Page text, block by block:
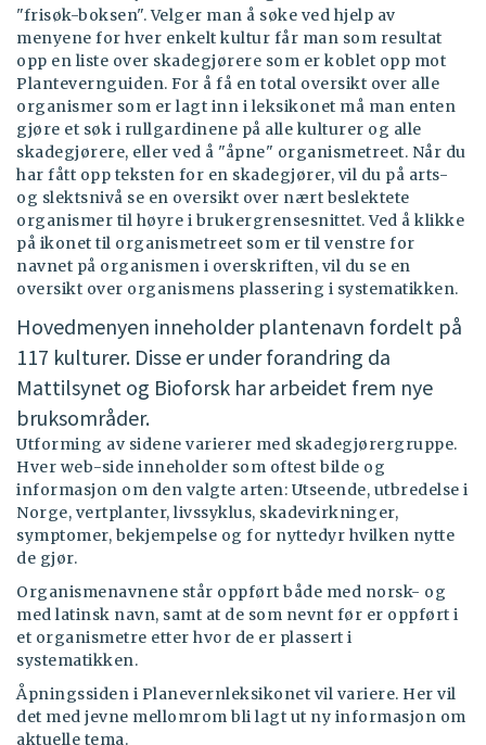
"frisøk-boksen". Velger man å søke ved hjelp av
menyene for hver enkelt kultur får man som resultat
opp en liste over skadegjørere som er koblet opp mot
Plantevernguiden. For å få en total oversikt over alle
organismer som er lagt inn i leksikonet må man enten
gjøre et søk i rullgardinene på alle kulturer og alle
skadegjørere, eller ved å "åpne" organismetreet. Når du
har fått opp teksten for en skadegjører, vil du på arts-
og slektsnivå se en oversikt over nært beslektete
organismer til høyre i brukergrensesnittet. Ved å klikke
på ikonet til organismetreet som er til venstre for
navnet på organismen i overskriften, vil du se en
oversikt over organismens plassering i systematikken.
Hovedmenyen inneholder plantenavn fordelt på
117 kulturer. Disse er under forandring da
Mattilsynet og Bioforsk har arbeidet frem nye
bruksområder.
Utforming av sidene varierer med skadegjørergruppe.
Hver web-side inneholder som oftest bilde og
informasjon om den valgte arten: Utseende, utbredelse i
Norge, vertplanter, livssyklus, skadevirkninger,
symptomer, bekjempelse og for nyttedyr hvilken nytte
de gjør.
Organismenavnene står oppført både med norsk- og
med latinsk navn, samt at de som nevnt før er oppført i
et organismetre etter hvor de er plassert i
systematikken.
Åpningssiden i Planevernleksikonet vil variere. Her vil
det med jevne mellomrom bli lagt ut ny informasjon om
aktuelle tema.